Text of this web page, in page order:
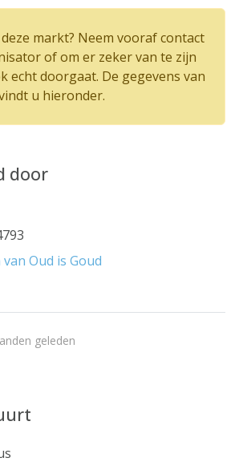
markt? Neem vooraf contact
of om er zeker van te zijn
echt doorgaat. De gegevens van
u hieronder.
door
Oud is Goud
geleden